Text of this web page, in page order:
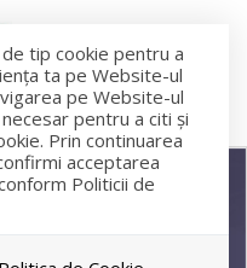
tip cookie pentru a
ta pe Website-ul
pe Website-ul
pentru a citi și
Prin continuarea
acceptarea
Politicii de